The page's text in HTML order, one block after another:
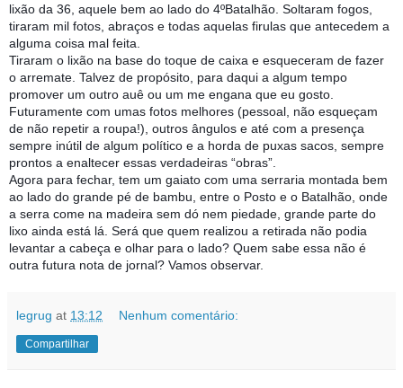
lixão da 36, aquele bem ao lado do 4ºBatalhão. Soltaram fogos,
tiraram mil fotos, abraços e todas aquelas firulas que antecedem a
alguma coisa mal feita.
Tiraram o lixão na base do toque de caixa e esqueceram de fazer
o arremate. Talvez de propósito, para daqui a algum tempo
promover um outro auê ou um me engana que eu gosto.
Futuramente com umas fotos melhores (pessoal, não esqueçam
de não repetir a roupa!), outros ângulos e até com a presença
sempre inútil de algum político e a horda de puxas sacos, sempre
prontos a enaltecer essas verdadeiras “obras”.
Agora para fechar, tem um gaiato com uma serraria montada bem
ao lado do grande pé de bambu, entre o Posto e o Batalhão, onde
a serra come na madeira sem dó nem piedade, grande parte do
lixo ainda está lá. Será que quem realizou a retirada não podia
levantar a cabeça e olhar para o lado? Quem sabe essa não é
outra futura nota de jornal? Vamos observar.
legrug at 13:12 Nenhum comentário:
Compartilhar